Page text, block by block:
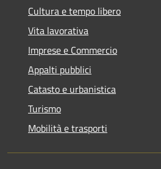
Cultura e tempo libero
Vita lavorativa
Imprese e Commercio
Appalti pubblici
Catasto e urbanistica
Turismo
Mobilità e trasporti